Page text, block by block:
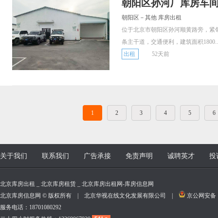
朝阳区孙河厂库房车
朝阳区－其他 库房出租
位于北京市朝阳区孙河顺黄路旁，
条主干道，交通便利，建筑面积
出租
52天前
1 2 3 4 5 6
关于我们 联系我们 广告承接 免责声明 诚聘英才 投
北京库房出租 _ 北京库房租赁 _ 北京库房出租网-库房信息网
北京库房信息网 © 版权所有 | 北京华视在线文化发展有限公司 |
京公网安备
服务电话：18701080292